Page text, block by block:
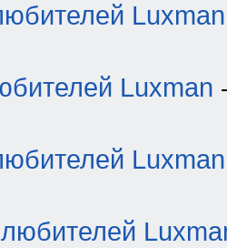
Luxman
Luxman
Luxman